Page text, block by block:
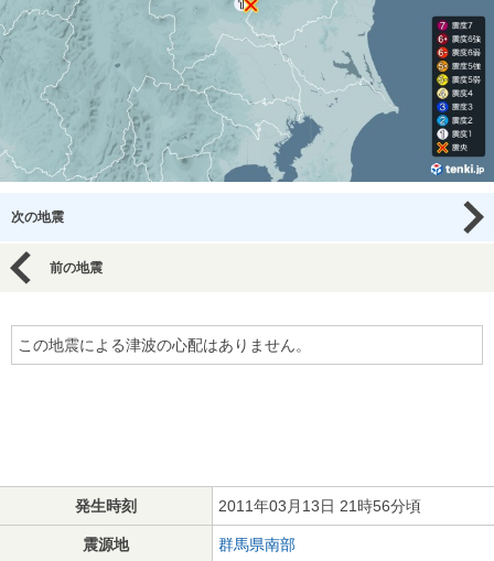
次の地震
前の地震
この地震による津波の心配はありません。
発生時刻 2011年03月13日 21時56分頃
震源地 群馬県南部